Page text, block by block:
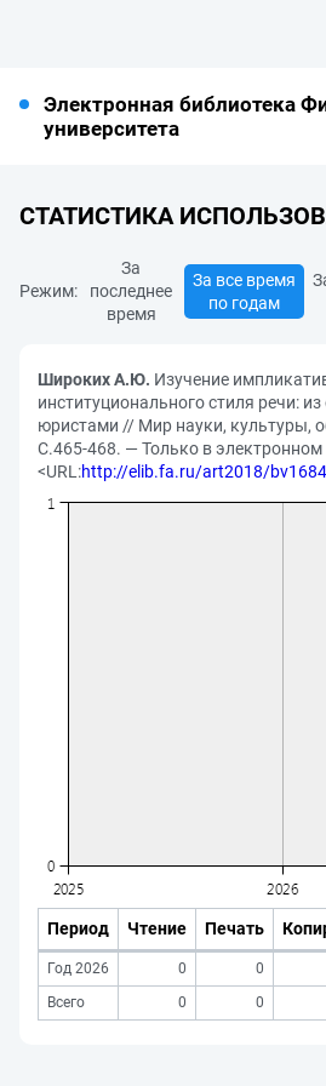
Электронная библиотека
университета
СТАТИСТИКА
Режим:
За
последнее
время
За все время
по годам
Широких А.Ю. Изучение
институционального стиля речи:
юристами // Мир науки, культуры,
С.465-468. — Только в электронном
<URL:http://elib.fa.ru/art2018/
Период Чтение Печать
Год 2026 0 0
Всего
0 0